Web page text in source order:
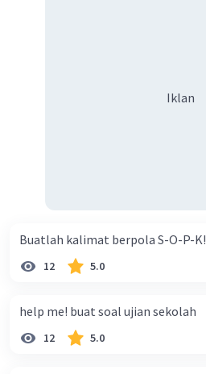
Iklan
Buatlah kalimat berpola S-O-P-K!
12 5.0
help me! buat soal ujian sekolah
12 5.0